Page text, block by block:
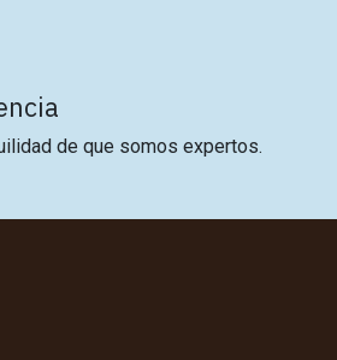
de que somos expertos.